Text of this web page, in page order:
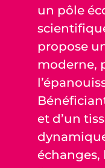
un pôle
propose
moderne,
et d’un
échanges,